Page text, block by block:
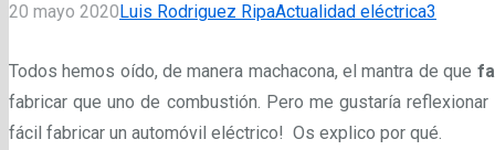
20 mayo 2020Luis Rodriguez RipaActualidad eléctrica3
Todos hemos oído, de manera machacona, el mantra de que
fabricar que uno de combustión. Pero me gustaría
fácil fabricar un automóvil eléctrico! Os explico por qué.